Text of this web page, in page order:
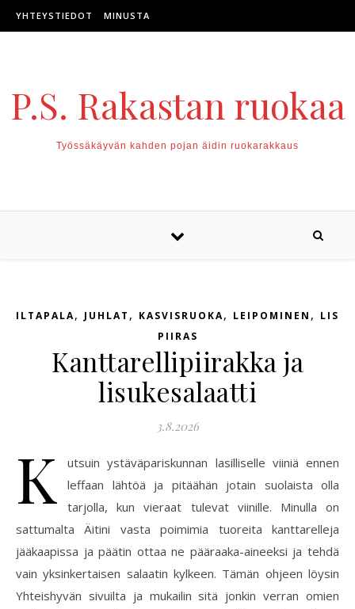
Skip to content
YHTEYSTIEDOT MINUSTA
P.S. Rakastan ruokaa
Työssäkäyvän kahden pojan äidin ruokarakkaus
ILTAPALA, JUHLAT , KASVISRUOKA, LEIPOMINEN ,
PIIRAS
Kanttarellipiirakka ja
lisukesalaatti
3.8.2026
K
utsuin ystäväpariskunnan lasilliselle viiniä ennen
leffaan lähtöä ja pitäähän jotain suolaista olla
tarjolla, kun vieraat tulevat viinille. Minulla on
sattumalta Äitini vasta poimimia tuoreita kanttarelleja
jääkaapissa ja päätin ottaa ne pääraaka-aineeksi ja tehdä
vain yksinkertaisen salaatin kylkeen. Tämän ohjeen löysin
Yhteishyvän sivuilta ja mukailin sitä jonkin verran omien